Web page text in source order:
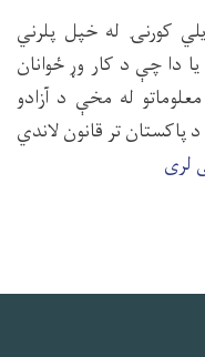
كورنۍ له خپل پلرني
دا چې د كار وړ ځوانان
له مخې د آزادو
لږ تر لږه 12000 كورنۍ د پاكستان تر قانون لاندي
لری